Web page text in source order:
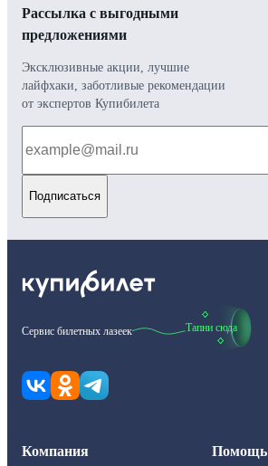
Рассылка с выгодными
предложениями
Эксклюзивные акции, лучшие
лайфхаки, заботливые рекомендации
от экспертов Купибилета
Подписаться
Сервис билетных лазеек Тапни сюда
Компания Помощь